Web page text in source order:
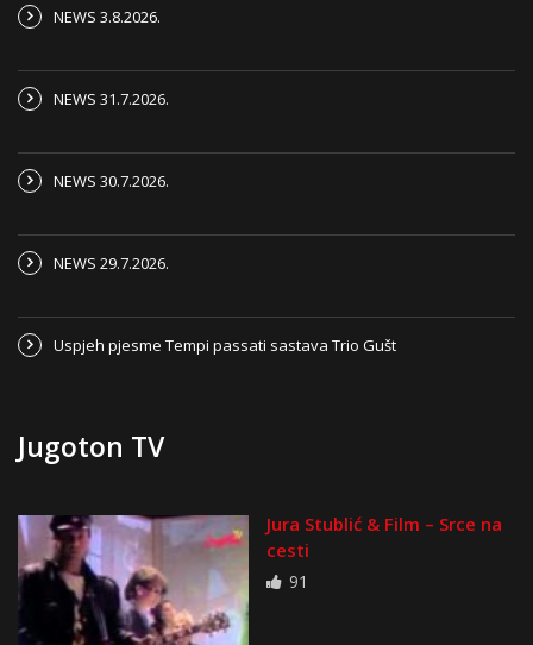
NEWS 3.8.2026.
NEWS 31.7.2026.
NEWS 30.7.2026.
NEWS 29.7.2026.
Uspjeh pjesme Tempi passati sastava Trio Gušt
Jugoton TV
Jura Stublić & Film – Srce na
cesti
91